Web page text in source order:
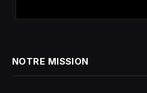
NOTRE MISSION